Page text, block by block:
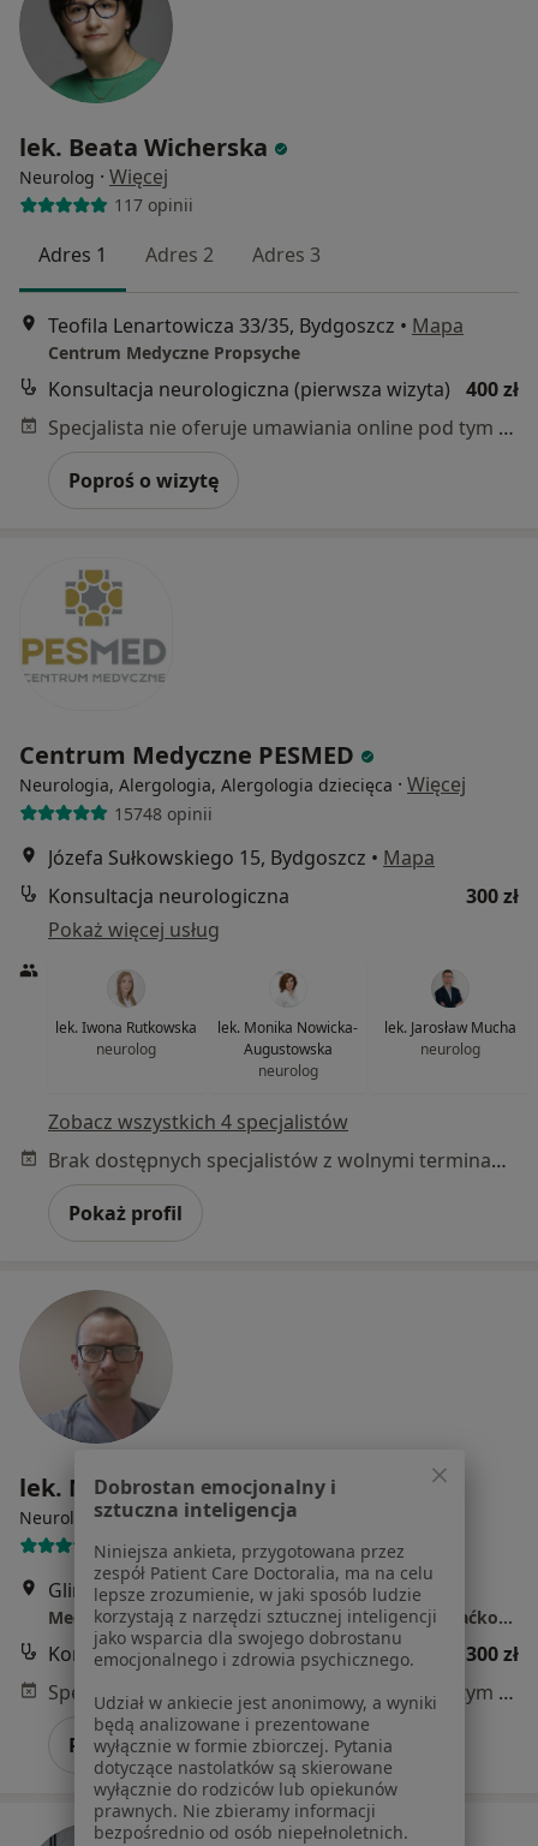
lek. Beata Wicherska
Neurolog · Więcej
117 opinii
Adres 1 Adres 2 Adres 3
Teofila Lenartowicza 33/35, Bydgoszcz • Mapa
Centrum Medyczne Propsyche
Konsultacja neurologiczna (pierwsza wizyta)
400 zł
Specjalista nie oferuje umawiania online pod tym adresem.
Poproś o wizytę
Centrum Medyczne PESMED
Neurologia, Alergologia, Alergologia dziecięca · Więcej
15748 opinii
Józefa Sułkowskiego 15, Bydgoszcz • Mapa
Konsultacja neurologiczna
300 zł
Pokaż więcej usług
lek. Iwona Rutkowska
neurolog
lek. Monika Nowicka-
Augustowska
neurolog
lek. Jarosław Mucha
neurolog
Zobacz wszystkich 4 specjalistów
Brak dostępnych specjalistów z wolnymi terminami w tym centrum medycznym.
Pokaż profil
lek. Marek Adamiak
Neurolog, Lekarz rehabilitacji medycznej
76 opinii
Glinki 101 lok. 1, Bydgoszcz • Mapa
Medycy Gabinety Lekarskie Karolina Borowska-Maćkowiak
Konsultacja neurologiczna (pierwsza wizyta)
300 zł
Specjalista nie oferuje umawiania online pod tym adresem.
Poproś o wizytę
Dobrostan emocjonalny i
sztuczna inteligencja
Niniejsza ankieta, przygotowana przez
zespół Patient Care Doctoralia, ma na celu
lepsze zrozumienie, w jaki sposób ludzie
korzystają z narzędzi sztucznej inteligencji
jako wsparcia dla swojego dobrostanu
emocjonalnego i zdrowia psychicznego.
Udział w ankiecie jest anonimowy, a wyniki
będą analizowane i prezentowane
wyłącznie w formie zbiorczej. Pytania
dotyczące nastolatków są skierowane
wyłącznie do rodziców lub opiekunów
prawnych. Nie zbieramy informacji
bezpośrednio od osób niepełnoletnich.